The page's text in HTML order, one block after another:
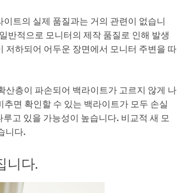
트의 실제 품질과는 거의 관련이 없습니
반적으로 모니터의 제작 품질로 인해 발생
저하되어 어두운 장면에서 모니터 주변을 따
산층이 파손되어 백라이트가 고르지 않게 나
면 확인할 수 있는 백라이트가 모두 손실
고 있을 가능성이 높습니다. 비교적 새 모
니다.
니다.